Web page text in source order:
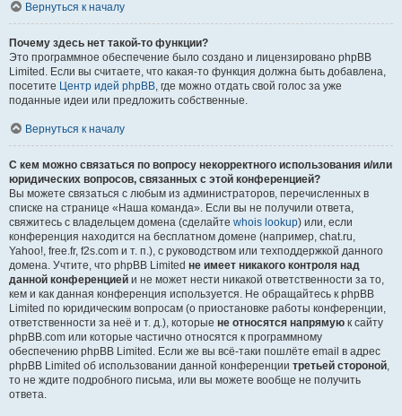
Вернуться к началу
Почему здесь нет такой-то функции?
Это программное обеспечение было создано и лицензировано phpBB
Limited. Если вы считаете, что какая-то функция должна быть добавлена,
посетите Центр идей phpBB, где можно отдать свой голос за уже
поданные идеи или предложить собственные.
Вернуться к началу
С кем можно связаться по вопросу некорректного использования и/или
юридических вопросов, связанных с этой конференцией?
Вы можете связаться с любым из администраторов, перечисленных в
списке на странице «Наша команда». Если вы не получили ответа,
свяжитесь с владельцем домена (сделайте whois lookup) или, если
конференция находится на бесплатном домене (например, chat.ru,
Yahoo!, free.fr, f2s.com и т. п.), с руководством или техподдержкой данного
домена. Учтите, что phpBB Limited не имеет никакого контроля над
данной конференцией и не может нести никакой ответственности за то,
кем и как данная конференция используется. Не обращайтесь к phpBB
Limited по юридическим вопросам (о приостановке работы конференции,
ответственности за неё и т. д.), которые не относятся напрямую к сайту
phpBB.com или которые частично относятся к программному
обеспечению phpBB Limited. Если же вы всё-таки пошлёте email в адрес
phpBB Limited об использовании данной конференции третьей стороной,
то не ждите подробного письма, или вы можете вообще не получить
ответа.